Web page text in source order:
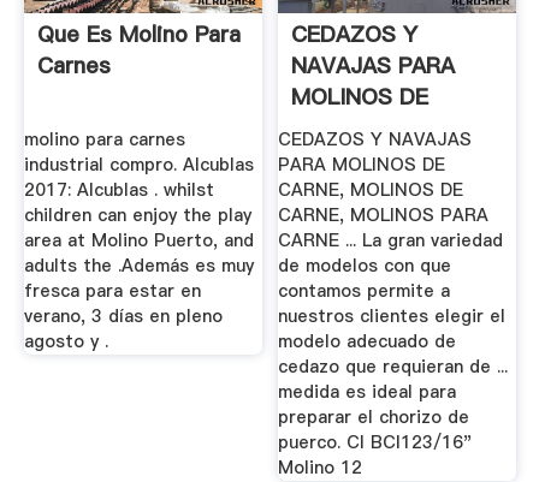
Que Es Molino Para
Carnes
molino para carnes
industrial compro. Alcublas
2017: Alcublas . whilst
children can enjoy the play
area at Molino Puerto, and
adults the .Además es muy
fresca para estar en
verano, 3 días en pleno
agosto y .
CEDAZOS Y
NAVAJAS PARA
MOLINOS DE
CARNE, NAVAJAS .
CEDAZOS Y NAVAJAS
PARA MOLINOS DE
CARNE, MOLINOS DE
CARNE, MOLINOS PARA
CARNE ... La gran variedad
de modelos con que
contamos permite a
nuestros clientes elegir el
modelo adecuado de
cedazo que requieran de ...
medida es ideal para
preparar el chorizo de
puerco. CI BCI123/16"
Molino 12